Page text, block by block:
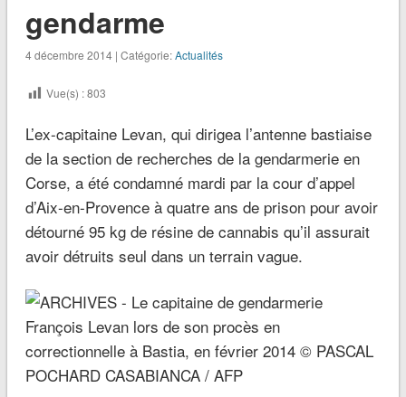
gendarme
4 décembre 2014 | Catégorie:Actualités
Vue(s) :803
L’ex-capitaine Levan, qui dirigea l’antenne bastiaise
de la section de recherches de la gendarmerie en
Corse, a été condamné mardi par la cour d’appel
d’Aix-en-Provence à quatre ans de prison pour avoir
détourné 95 kg de résine de cannabis qu’il assurait
avoir détruits seul dans un terrain vague.